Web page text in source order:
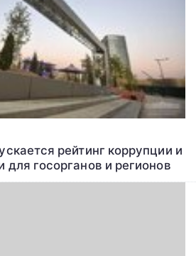
рейтинг коррупции и
для госорганов и регионов